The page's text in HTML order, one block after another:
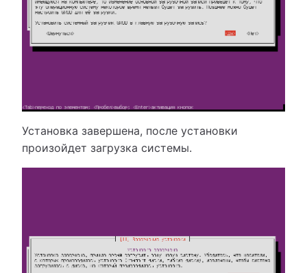
Установка завершена, после установки
произойдет загрузка системы.